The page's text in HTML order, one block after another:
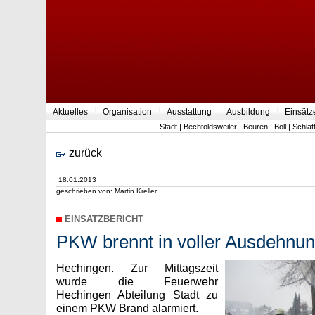
Aktuelles Organisation Ausstattung Ausbildung
Stadt | Bechtoldsweiler | Beuren | Boll | Schlatt
zurück
18.01.2013
geschrieben von: Martin Kreller
EINSATZBERICHT
PKW brennt in voller
Hechingen. Zur Mittagszeit
wurde die Feuerwehr
Hechingen Abteilung Stadt zu
einem PKW Brand alarmiert.